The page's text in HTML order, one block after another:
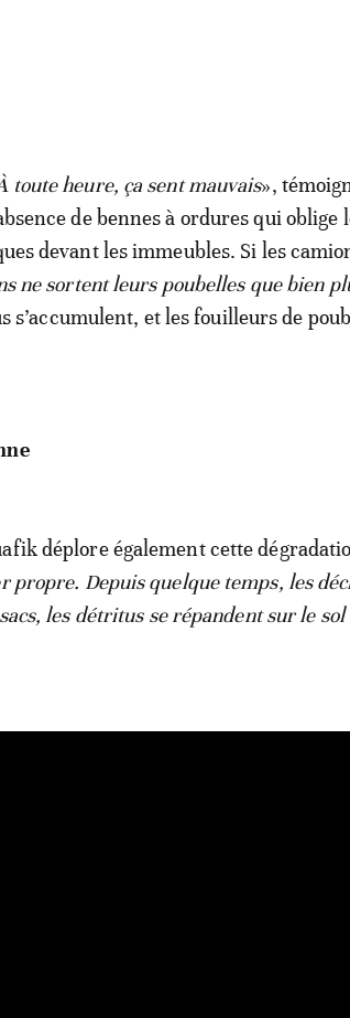
toute heure, ça sent mauvais»,
de bennes à ordures qui oblige
devant les immeubles. Si les
ne sortent leurs poubelles que bien
s’accumulent, et les fouilleurs de
déplore également cette
Depuis quelque temps, les
les détritus se répandent sur le sol